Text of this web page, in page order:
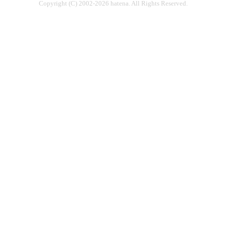
Copyright (C) 2002-2026 hatena. All Rights Reserved.